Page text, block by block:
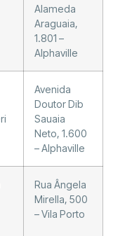
Alameda
Araguaia,
1.801 –
Alphaville
Avenida
Doutor Dib
Sauaia
Neto, 1.600
– Alphaville
Rua Ângela
Mirella, 500
– Vila Porto